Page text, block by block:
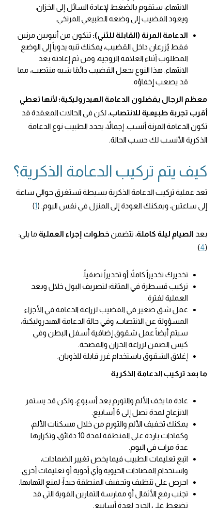
الانتهاء، ستقوم بالضغط لإعادة السائل إلى الخزان،
ويعود القضيب إلى وضعه الطبيعي المرتخي.
الدعامة المرنة (القابلة للثني): تتكون من أنبوبين مرنين
فقط يُزرعان داخل القضيب، يمكنك ثنيه يدوياً إلى الوضع
المطلوب أثناء العلاقة الزوجية، ومن ثم إعادته بعد
الانتهاء. هذا النوع يجعل القضيب دائمًا شبه منتصب، مما
قد يصعب إخفاؤه.
معظم الرجال يفضلون الدعامة الهيدروليكية؛ لأنها تعطي
أقرب تجربة طبيعية للانتصاب، لكن في الحالات المعقدة قد
تكون الدعامة المرنة أنسب. إجمالاً، يحدد الطبيب نوع الدعامة
الذكرية الأنسب لك حسب الحالة.
كيف يتم تركيب الدعامة الذكرية؟
تعد عملية تركيب الدعامة الذكرية بسيطة تستغرق حوالي ساعة
إلى ساعتين، ويمكنك العودة إلى المنزل في نفس اليوم. (1
)
بعد الصيام ليلة كاملة، تتضمن خطوات إجراء العملية ما يلي:
(
4
)
تخديرك تخديراً كاملاً أو تخديراً نصفياً.
تركيب قسطرة في المثانة؛ لتصريف البول خلال وبعد
العملية لفترة.
عمل شق صغير في القضيب لزراعة الدعامة في الأجزاء
المسؤولة عن الانتصاب، وفي حالة الدعامة الهيدروليكية،
سيتم أيضاً عمل شقوق إضافية أسفل البطن وفي
كيس الصفن لزراعة الخزان والمضخة.
إغلاق الشقوق باستخدام غرز قابلة للذوبان.
ما بعد تركيب الدعامة الذكرية
عادة ما يخف الألم والتورم بعد أسبوع، ولكن قد يستمر
الانزعاج لمدة تصل إلى 6 أسابيع.
يمكنك تخفيف الألم والتورم من خلال مسكنات الألم،
وكمادات باردة على المنطقة لمدة 10 دقائق، وتكرارها
عدة مرات في اليوم.
اتبع تعليمات الطبيب فيما يخص تغيير الضمادات،
واستخدام المضادات الحيوية وأي أدوية أو تعليمات أخرى.
احرص على تنظيف وتجفيف المنطقة جيداً؛ لمنع التهابها.
تجنب رفع الأثقال أو ممارسة التمارين القوية التي قد
تضغط على الجرح لعدة أسابيع.